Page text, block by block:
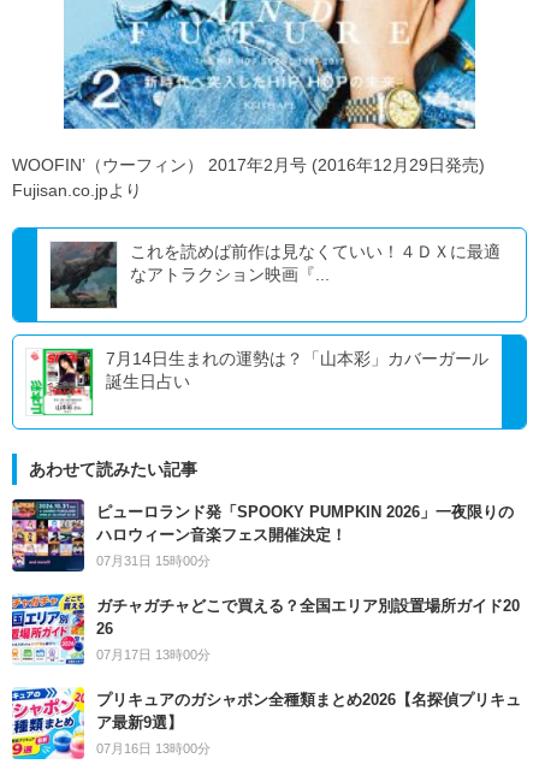
WOOFIN’（ウーフィン） 2017年2月号 (2016年12月29日発売)
Fujisan.co.jpより
これを読めば前作は見なくていい！４ＤＸに最適
なアトラクション映画『...
7月14日生まれの運勢は？「山本彩」カバーガール
誕生日占い
あわせて読みたい記事
ピューロランド発「SPOOKY PUMPKIN 2026」一夜限りの
ハロウィーン音楽フェス開催決定！
07月31日 15時00分
ガチャガチャどこで買える？全国エリア別設置場所ガイド20
26
07月17日 13時00分
プリキュアのガシャポン全種類まとめ2026【名探偵プリキュ
ア最新9選】
07月16日 13時00分